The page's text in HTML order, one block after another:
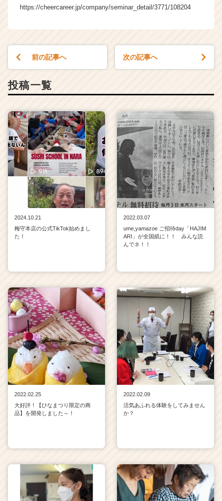
イ
チ
リ
（C
e
e
r
C
a
e
e
r）
https://cheercareer.jp/company/seminar_detail/3771/108204
前の記事へ 次の記事へ
投稿一覧
2024.10.21
梅守本店の公式TikTok始めまし
た！
2022.03.07
ume,yamazoe ご招待day「HAJIM
ARI」が全国紙に！！ みんな読
んでネ！！
2022.02.25
大好評！【ひなまつり限定の商
品】を開発しました～！
2022.02.09
活気あふれる体験をしてみません
か？